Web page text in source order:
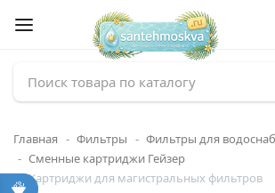
Главная Фильтры
Фильтры для
Сменные картриджи Гейзер
Картриджи для магистральных фильтров